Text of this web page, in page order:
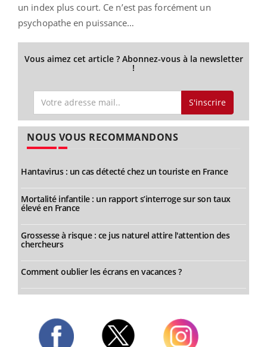
un index plus court. Ce n’est pas forcément un
psychopathe en puissance…
Vous aimez cet article ? Abonnez-vous à la newsletter
!
S'inscrire
NOUS VOUS RECOMMANDONS
Hantavirus : un cas détecté chez un touriste en France
Mortalité infantile : un rapport s’interroge sur son taux
élevé en France
Grossesse à risque : ce jus naturel attire l'attention des
chercheurs
Comment oublier les écrans en vacances ?